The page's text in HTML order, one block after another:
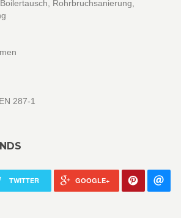
Rohrbruchsanierung,
287-1
TWITTER GOOGLE+